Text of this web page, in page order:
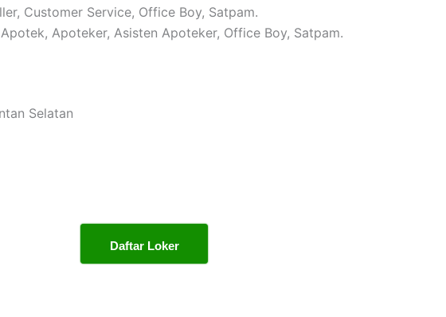
Customer Service, Office Boy, Satpam.
Apoteker, Asisten Apoteker, Office Boy, Satpam.
Selatan
Daftar Loker